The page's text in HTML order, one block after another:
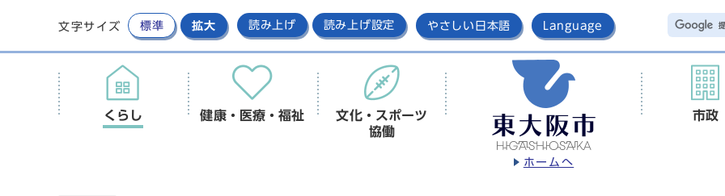
文字サイズ 標準 拡大 読み上げ 読み上げ設定 やさしい日本語 Language
ホームへ
くらし 健康・医療・福祉
文化・スポーツ
協働
市政